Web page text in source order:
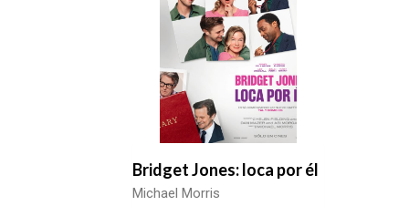
Bridget Jones: loca por él
Michael Morris